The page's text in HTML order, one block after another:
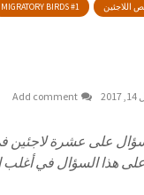
اللاجئين MIGRATORY BIRDS #1
Add comment
على عشرة لاجئين
هذا السؤال في أغلب